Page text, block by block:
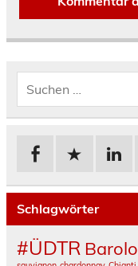
Schlagwörter
#ÜDTR Barolo